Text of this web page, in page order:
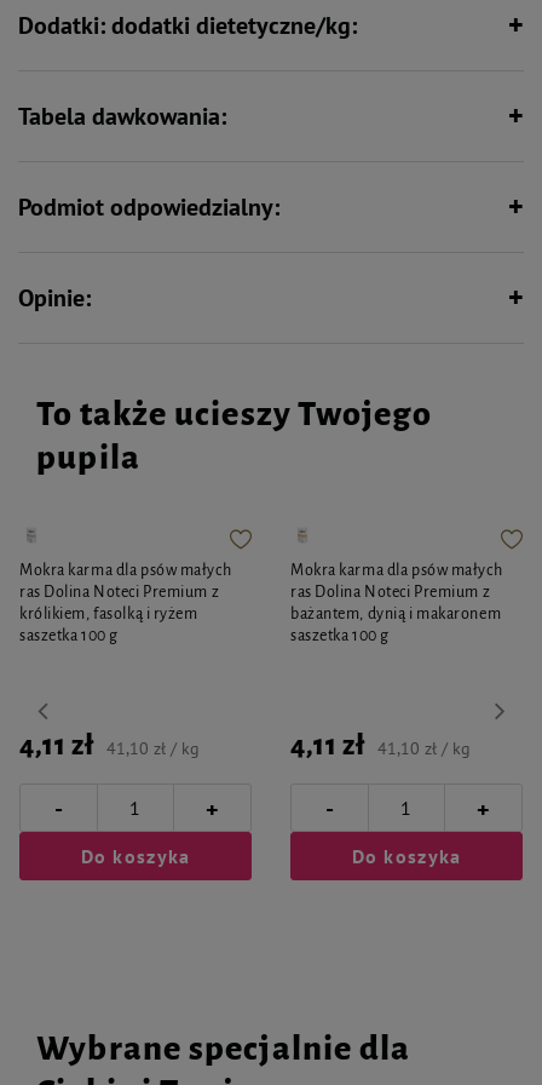
Dodatki: dodatki dietetyczne/kg:
Tabela dawkowania:
Podmiot odpowiedzialny:
Opinie:
To także ucieszy Twojego
pupila
Mokra karma dla psów małych
ras Dolina Noteci Premium z
królikiem, fasolką i ryżem
saszetka 100 g
4,11 zł 41,10 zł / kg
- +
Do koszyka
Mokra karma dla psów małych
ras Dolina Noteci Premium z
bażantem, dynią i makaronem
saszetka 100 g
4,11 zł 41,10 zł / kg
- +
Do koszyka
Wybrane specjalnie dla